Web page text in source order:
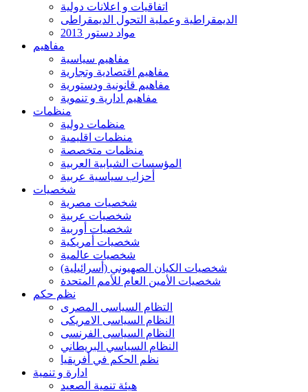
اتفاقيات و اعلانات دولية
الديمقراطية وعملية التحول الديمقراطى
مواد دستور 2013
مفاهيم
مفاهيم سياسية
مفاهيم اقتصادية وتجارية
مفاهيم قانونية ودستورية
مفاهيم ادارية و تنموية
منظمات
منظمات دولية
منظمات اقليمية
منظمات متخصصة
المؤسسات الشبابية العربية
أحزاب سياسية عربية
شخصيات
شخصيات مصرية
شخصيات عربية
شخصيات أوربية
شخصيات أمريكية
شخصيات عالمية
شخصيات الكيان الصهيوني (أسرائيلية)
شخصيات الأمين العام للأمم المتحدة
نظم حكم
التظام السياسى المصرى
النظام السياسى الامريكى
النظام السياسى الفرنسى
النظام السياسي البريطاني
نظم الحكم في أفريقيا
ادارة و تنمية
هيئة تنمية الصعيد